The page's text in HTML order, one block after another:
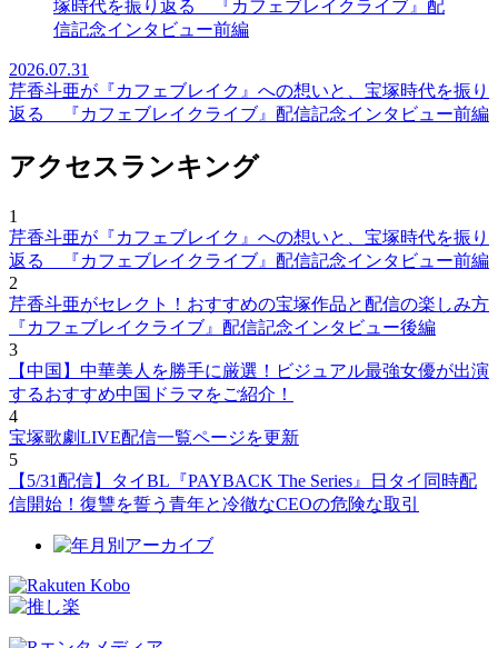
2026.07.31
芹香斗亜が『カフェブレイク』への想いと、宝塚時代を振り
返る 『カフェブレイクライブ』配信記念インタビュー前編
アクセスランキング
1
芹香斗亜が『カフェブレイク』への想いと、宝塚時代を振り
返る 『カフェブレイクライブ』配信記念インタビュー前編
2
芹香斗亜がセレクト！おすすめの宝塚作品と配信の楽しみ方
『カフェブレイクライブ』配信記念インタビュー後編
3
【中国】中華美人を勝手に厳選！ビジュアル最強女優が出演
するおすすめ中国ドラマをご紹介！
4
宝塚歌劇LIVE配信一覧ページを更新
5
【5/31配信】タイBL『PAYBACK The Series』日タイ同時配
信開始！復讐を誓う青年と冷徹なCEOの危険な取引